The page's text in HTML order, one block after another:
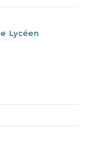
Lycéen